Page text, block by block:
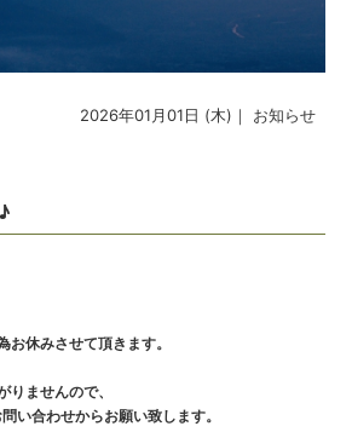
2026年01月01日 (木)｜ お知らせ
お休みさせて頂きます。
りませんので、
い合わせからお願い致します。